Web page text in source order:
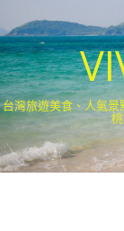
台灣旅遊美食、人氣